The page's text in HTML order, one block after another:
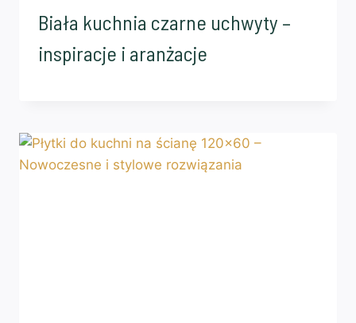
Biała kuchnia czarne uchwyty –
inspiracje i aranżacje